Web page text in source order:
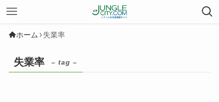
ホーム 失業率
失業率 – tag –